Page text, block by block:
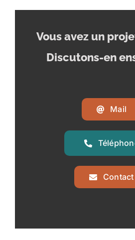
Vous avez un
Discutons-en
Mail
Contact